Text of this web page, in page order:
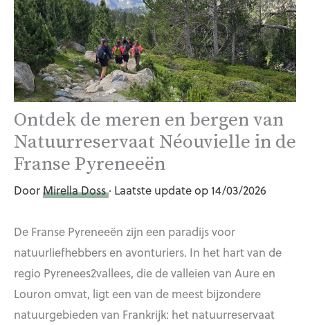
Ontdek de meren en bergen van
Natuurreservaat Néouvielle in de
Franse Pyreneeën
DoorMirella Doss· Laatste update op 14/03/2026
De Franse Pyreneeën zijn een paradijs voor
natuurliefhebbers en avonturiers. In het hart van de
regio Pyrenees2vallees, die de valleien van Aure en
Louron omvat, ligt een van de meest bijzondere
natuurgebieden van Frankrijk: het natuurreservaat